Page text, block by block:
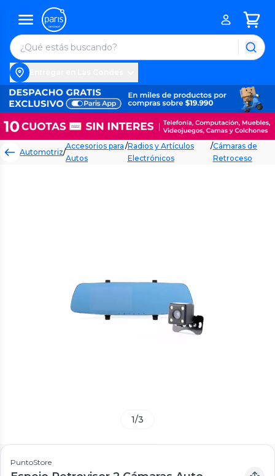
Automotriz/
Accesorios para
Autos
/Radios y Artículos
Electrónicos
/Cámaras de
Retroceso
1/3
PuntoStore